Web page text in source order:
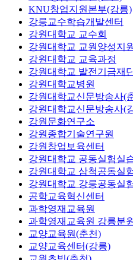
KNU창업지원본부(강릉)
강릉교수학습개발센터
강원대학교 교수회
강원대학교 교원양성지
강원대학교 교육과정
강원대학교 발전기금재
강원대학교병원
강원대학교신문방송사(
강원대학교신문방송사(
강원문화연구소
강원종합기술연구원
강원창업보육센터
강원대학교 공동실험실
강원대학교 삼척공동실
강원대학교 강릉공동실
공학교육혁신센터
과학영재교육원
과학영재교육원 강릉분원
교양교육원(춘천)
교양교육센터(강릉)